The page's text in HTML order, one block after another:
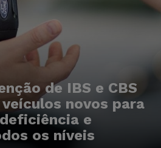
de IBS e CBS
novos para
e
os níveis